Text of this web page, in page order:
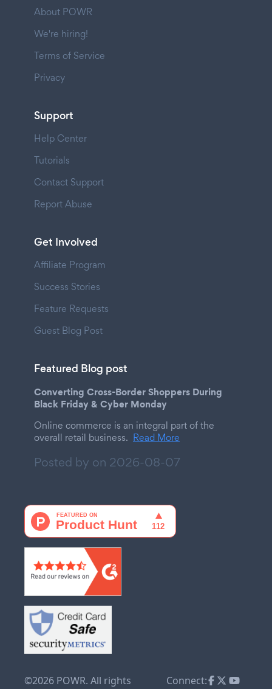
About POWR
We're hiring!
Terms of Service
Privacy
Support
Help Center
Tutorials
Contact Support
Report Abuse
Get Involved
Affiliate Program
Success Stories
Feature Requests
Guest Blog Post
Featured Blog post
Converting Cross-Border Shoppers During
Black Friday & Cyber Monday
Online commerce is an integral part of the
overall retail business. Read More
Posted by on 2026-08-07
©2026 POWR. All rights
Connect: